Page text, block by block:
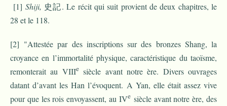
[1] Shiji, 史記. Le récit qui suit provient de deux chapitres, le
28 et le 118.
[2] "Attestée par des inscriptions sur des bronzes Shang, la
croyance en l’immortalité physique, caractéristique du taoïsme,
remonterait au VIIIesiècle avant notre ère. Divers ouvrages
datant d’avant les Han l’évoquent. A Yan, elle était assez vive
pour que les rois envoyassent, au IVesiècle avant notre ère, des